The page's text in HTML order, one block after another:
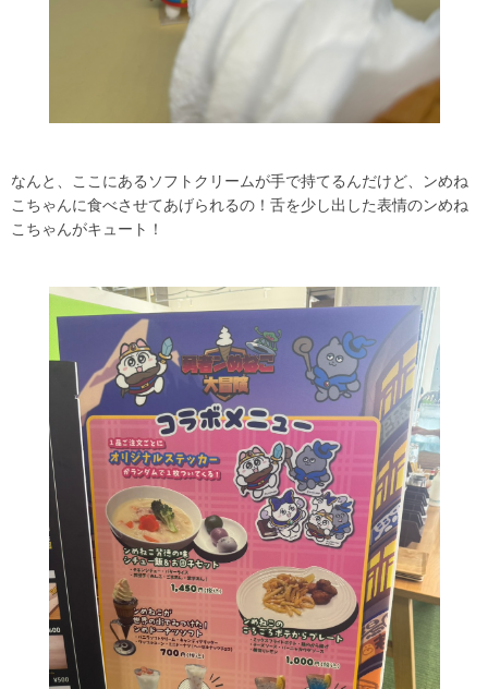
なんと、ここにあるソフトクリームが手で持てるんだけど、ンめね
こちゃんに食べさせてあげられるの！舌を少し出した表情のンめね
こちゃんがキュート！